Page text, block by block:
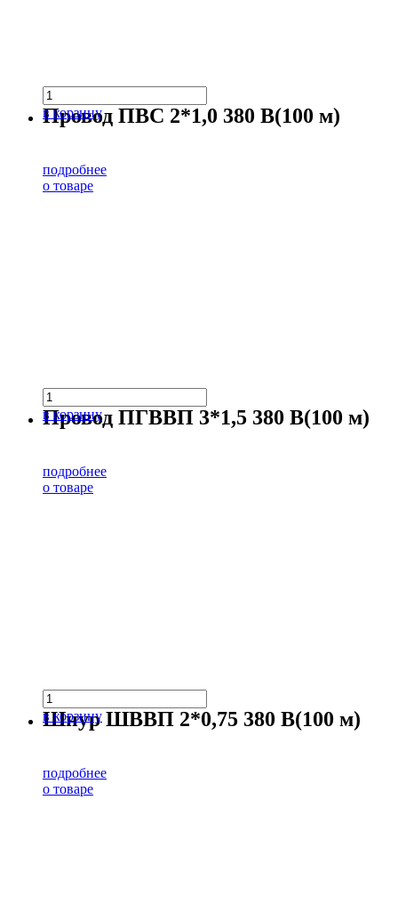
в корзину
Провод ПВС 2*1,0 380 В(100 м)
подробнее
о товаре
в корзину
Провод ПГВВП 3*1,5 380 В(100 м)
подробнее
о товаре
в корзину
Шнур ШВВП 2*0,75 380 В(100 м)
подробнее
о товаре